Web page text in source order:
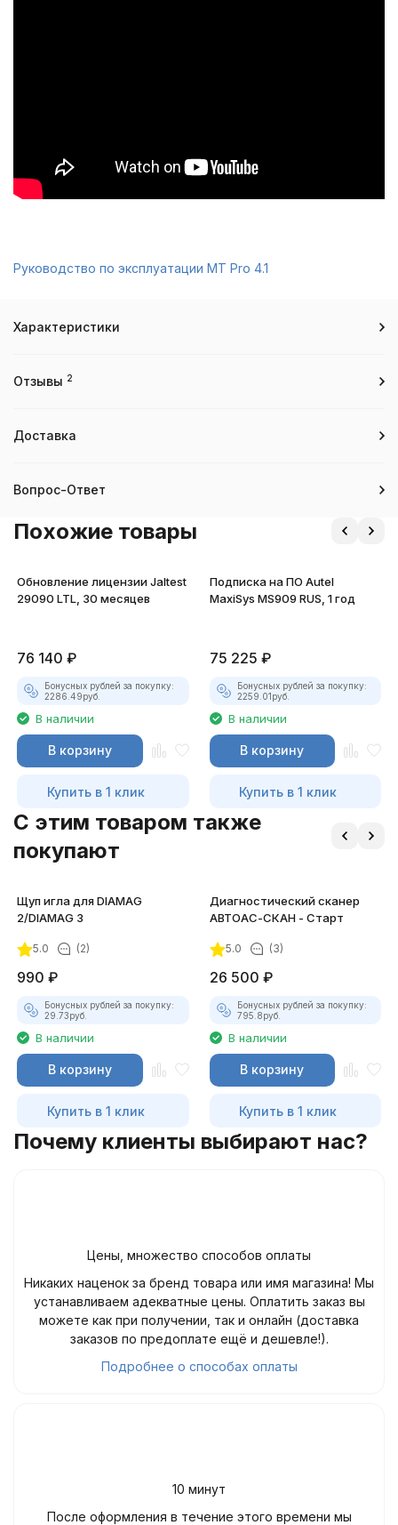
Руководство по эксплуатации MT Pro 4.1
Характеристики
Отзывы 2
Доставка
Вопрос-Ответ
Похожие товары
Обновление лицензии Jaltest
29090 LTL, 30 месяцев
76 140 ₽
Бонусных рублей за покупку:
2286.49руб.
В наличии
В корзину
Купить в 1 клик
Подписка на ПО Autel
MaxiSys MS909 RUS, 1 год
75 225 ₽
Бонусных рублей за покупку:
2259.01руб.
В наличии
В корзину
Купить в 1 клик
C этим товаром также
покупают
Щуп игла для DIAMAG
2/DIAMAG 3
5.0 (2)
990 ₽
Бонусных рублей за покупку:
29.73руб.
В наличии
В корзину
Купить в 1 клик
Диагностический сканер
АВТОАС-СКАН - Старт
5.0 (3)
26 500 ₽
Бонусных рублей за покупку:
795.8руб.
В наличии
В корзину
Купить в 1 клик
Почему клиенты выбирают нас?
Цены, множество способов оплаты
Никаких наценок за бренд товара или имя магазина! Мы
устанавливаем адекватные цены. Оплатить заказ вы
можете как при получении, так и онлайн (доставка
заказов по предоплате ещё и дешевле!).
Подробнее о способах оплаты
10 минут
После оформления в течение этого времени мы